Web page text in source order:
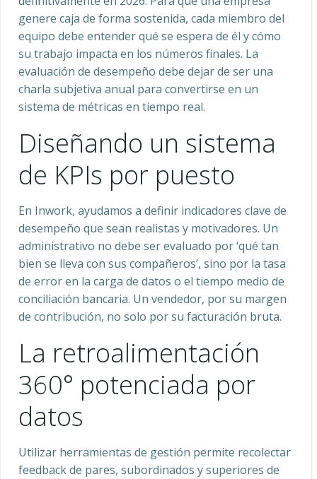
genere caja de forma sostenida, cada miembro del
equipo debe entender qué se espera de él y cómo
su trabajo impacta en los números finales. La
evaluación de desempeño debe dejar de ser una
charla subjetiva anual para convertirse en un
sistema de métricas en tiempo real.
Diseñando un sistema
de KPIs por puesto
En Inwork, ayudamos a definir indicadores clave de
desempeño que sean realistas y motivadores. Un
administrativo no debe ser evaluado por ‘qué tan
bien se lleva con sus compañeros’, sino por la tasa
de error en la carga de datos o el tiempo medio de
conciliación bancaria. Un vendedor, por su margen
de contribución, no solo por su facturación bruta.
La retroalimentación
360° potenciada por
datos
Utilizar herramientas de gestión permite recolectar
feedback de pares, subordinados y superiores de